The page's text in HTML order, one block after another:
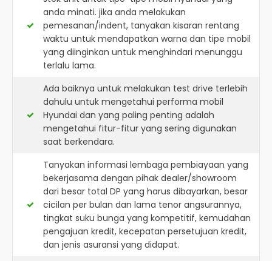
anda minati. jika anda melakukan
pemesanan/indent, tanyakan kisaran rentang
waktu untuk mendapatkan warna dan tipe mobil
yang diinginkan untuk menghindari menunggu
terlalu lama.
Ada baiknya untuk melakukan test drive terlebih
dahulu untuk mengetahui performa mobil
Hyundai dan yang paling penting adalah
mengetahui fitur-fitur yang sering digunakan
saat berkendara.
Tanyakan informasi lembaga pembiayaan yang
bekerjasama dengan pihak dealer/showroom
dari besar total DP yang harus dibayarkan, besar
cicilan per bulan dan lama tenor angsurannya,
tingkat suku bunga yang kompetitif, kemudahan
pengajuan kredit, kecepatan persetujuan kredit,
dan jenis asuransi yang didapat.